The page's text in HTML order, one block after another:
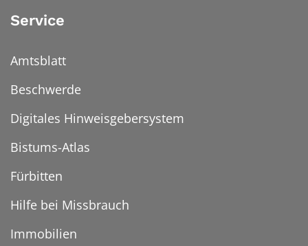
Service
Amtsblatt
Beschwerde
Digitales Hinweisgebersystem
Bistums-Atlas
Fürbitten
Hilfe bei Missbrauch
Immobilien